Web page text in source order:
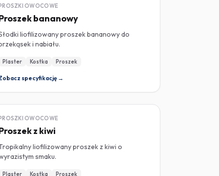
LIOFILIZOWANYOWOCOWE
bananowy
liofilizowany proszek bananowy do
i nabiału.
Plaster Kostka Proszek
specyfikację →
LIOFILIZOWANYOWOCOWE
z kiwi
liofilizowany proszek z kiwi o
smaku.
Plaster Kostka Proszek